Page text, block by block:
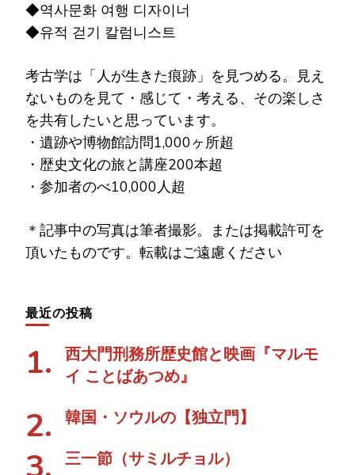
◆역사문화 여행 디자이너
◆유적 걷기 칼럼니스트
考古学は「人が生きた痕跡」を見つめる。見え
ないものを見て・感じて・考える、その楽しさ
を共有したいと思っています。
・遺跡や博物館訪問1,000ヶ所超
・歴史文化の旅と講座200本超
・参加者のべ10,000人超
＊記事中の写真は筆者撮影。または掲載許可を
頂いたものです。転載はご遠慮ください
最近の投稿
西大門刑務所歴史館と映画『マルモ
イ ことばあつめ』
韓国・ソウルの【独立門】
三一節（サミルチョル）